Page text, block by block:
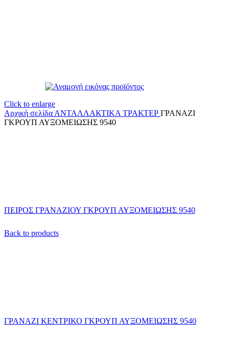
Click to enlarge
Αρχική σελίδα ΑΝΤΑΛΛΑΚΤΙΚΑ ΤΡΑΚΤΕΡ ΓΡΑΝΑΖΙ
ΓΚΡΟΥΠ ΑΥΞΟΜΕΙΩΣΗΣ 9540
ΠΕΙΡΟΣ ΓΡΑΝΑΖΙΟΥ ΓΚΡΟΥΠ ΑΥΞΟΜΕΙΩΣΗΣ 9540
Back to products
ΓΡΑΝΑΖΙ ΚΕΝΤΡΙΚΟ ΓΚΡΟΥΠ ΑΥΞΟΜΕΙΩΣΗΣ 9540